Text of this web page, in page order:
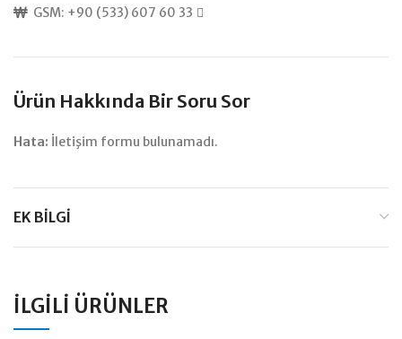
GSM: +90 (533) 607 60 33
Ürün Hakkında Bir Soru Sor
Hata: İletişim formu bulunamadı.
EK BILGI
İLGILI ÜRÜNLER